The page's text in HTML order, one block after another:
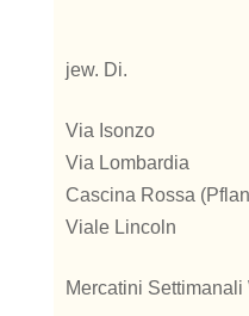
jew. Di.
Via Isonzo
Via Lombardia
Cascina Rossa
Viale Lincoln
Mercatini